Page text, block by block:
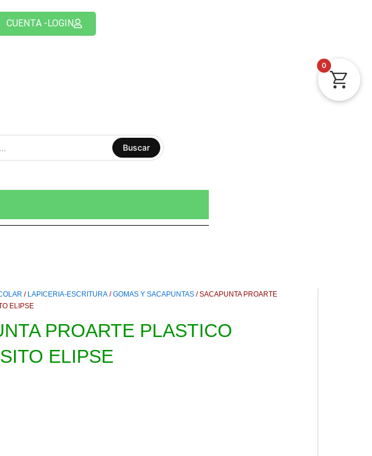
CUENTA -LOGIN
Buscar
/ LAPICERIA-ESCRITURA /GOMAS Y SACAPUNTAS / SACAPUNTA PROARTE
ELIPSE
PROARTE PLASTICO
ELIPSE
0